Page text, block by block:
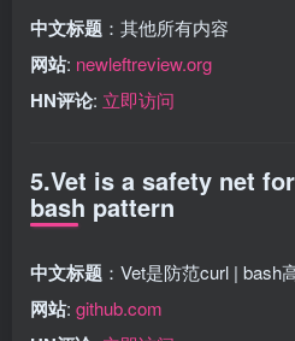
中文标题 ：其他所有内容
网站: newleftreview.org
HN评论: 立即访问
5.Vet is a safety net
bash pattern
中文标题 ：Vet是防范curl | bash
网站: github.com